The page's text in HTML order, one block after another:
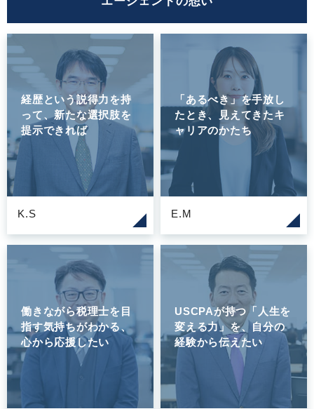
経歴という説得力を持
って、新たな選択肢を
提示できれば
K.S
「あるべき」を手放し
たとき、見えてきたキ
ャリアのかたち
E.M
働きながら税理士を目
指す気持ちがわかる、
心から応援したい
USCPAが持つ「人生を
変える力」を、自分の
経験から伝えたい